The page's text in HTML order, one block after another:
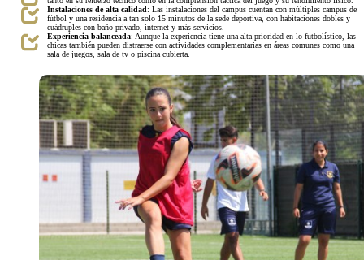
Instalaciones de alta calidad: Las instalaciones del campus cuentan con múltiples campus de
fútbol y una residencia a tan solo 15 minutos de la sede deportiva, con habitaciones dobles y
cuádruples con baño privado, internet y más servicios.
Experiencia balanceada: Aunque la experiencia tiene una alta prioridad en lo futbolístico, las
chicas también pueden distraerse con actividades complementarias en áreas comunes como una
sala de juegos, sala de tv o piscina cubierta.